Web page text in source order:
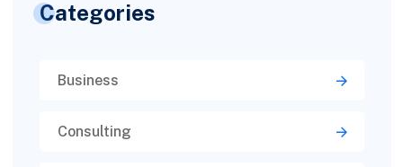
Categories
Business
Consulting